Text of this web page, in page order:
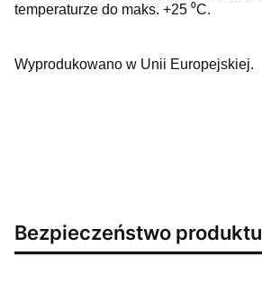
temperaturze do maks. +25 ⁰C.
Wyprodukowano w Unii Europejskiej.
Bezpieczeństwo produktu